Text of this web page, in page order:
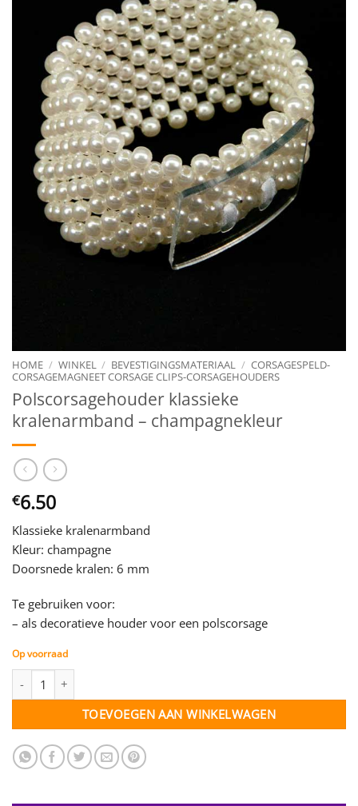
HOME / WINKEL / BEVESTIGINGSMATERIAAL / CORSAGESPELD-
CORSAGEMAGNEET CORSAGE CLIPS-CORSAGEHOUDERS
Polscorsagehouder klassieke
kralenarmband – champagnekleur
€6.50
Klassieke kralenarmband
Kleur: champagne
Doorsnede kralen: 6 mm
Te gebruiken voor:
– als decoratieve houder voor een polscorsage
Op voorraad
TOEVOEGEN AAN WINKELWAGEN